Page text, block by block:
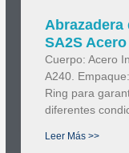
Abrazadera
SA2S
Cuerpo: Acero
A240.
Ring para
diferentes
Leer Más >>